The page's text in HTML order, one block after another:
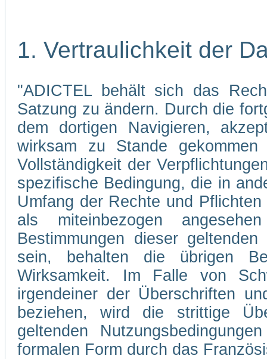
1. Vertraulichkeit der
"ADICTEL behält sich das
Satzung zu ändern. Durch die
dem dortigen Navigieren,
wirksam zu Stande
Vollständigkeit der
spezifische Bedingung, die in
Umfang der Rechte und
als miteinbezogen
Bestimmungen dieser
sein, behalten die übrigen
Wirksamkeit. Im Falle von
irgendeiner der Überschriften
beziehen, wird die strittige
geltenden
formalen Form durch das